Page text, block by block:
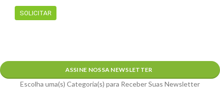
ASSINE NOSSA NEWSLETTER
Escolha uma(s) Categoria(s) para Receber Suas Newsletter